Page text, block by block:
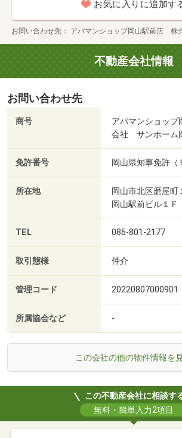
お気に入りに追加す
お問い合わせ先 アパマンショップ岡山駅前店 株
不動産会社情報
お問い合わせ先
商号
アパマンショッ
会社 サンホーム
免許番号 岡山県知事免許（
所在地
岡山市北区磨屋町
岡山駅前ビル１Ｆ
TEL 086-801-2177
取引態様 仲介
管理コード 20220807000901
所属協会など -
この会社の他の物件情報を
この不動産会社に相談す
無料・簡単入力2項目